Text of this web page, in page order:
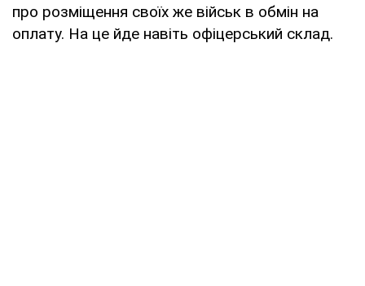
про розміщення своїх же військ в обмін на
оплату. На це йде навіть офіцерський склад.